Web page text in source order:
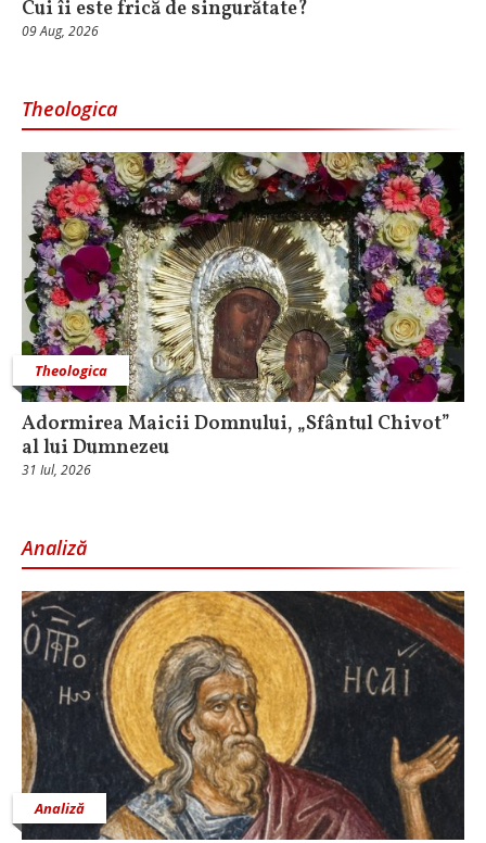
Cui îi este frică de singurătate?
09 Aug, 2026
Theologica
Theologica
Adormirea Maicii Domnului, „Sfântul Chivot”
al lui Dumnezeu
31 Iul, 2026
Analiză
Analiză